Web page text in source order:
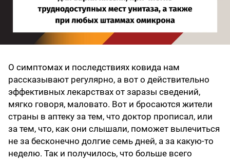
О симптомах и последствиях ковида нам
рассказывают регулярно, а вот о действительно
эффективных лекарствах от заразы сведений,
мягко говоря, маловато. Вот и бросаются жители
страны в аптеку за тем, что доктор прописал, или
за тем, что, как они слышали, поможет вылечиться
не за бесконечно долгие семь дней, а за какую-то
неделю. Так и получилось, что больше всего